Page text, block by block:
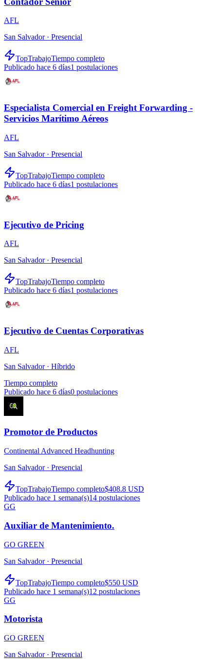
AFL
San Salvador · Presencial
TopTrabajoTiempo completo
Publicado hace 6 días1 postulaciones
Especialista Comercial en Freight Forwarding -
Servicios Marítimo Aéreos
AFL
San Salvador · Presencial
TopTrabajoTiempo completo
Publicado hace 6 días1 postulaciones
Ejecutivo de Pricing
AFL
San Salvador · Presencial
TopTrabajoTiempo completo
Publicado hace 6 días1 postulaciones
Ejecutivo de Cuentas Corporativas
AFL
San Salvador · Híbrido
Tiempo completo
Publicado hace 6 días0 postulaciones
Promotor de Productos
Continental Advanced Headhunting
San Salvador · Presencial
TopTrabajoTiempo completo$408.8 USD
Publicado hace 1 semana(s)14 postulaciones
GG
Auxiliar de Mantenimiento.
GO GREEN
San Salvador · Presencial
TopTrabajoTiempo completo$550 USD
Publicado hace 1 semana(s)12 postulaciones
GG
Motorista
GO GREEN
San Salvador · Presencial